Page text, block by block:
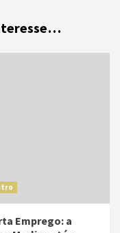
Emprego: a